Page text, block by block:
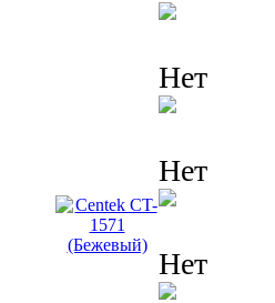
Нет
Нет
Нет